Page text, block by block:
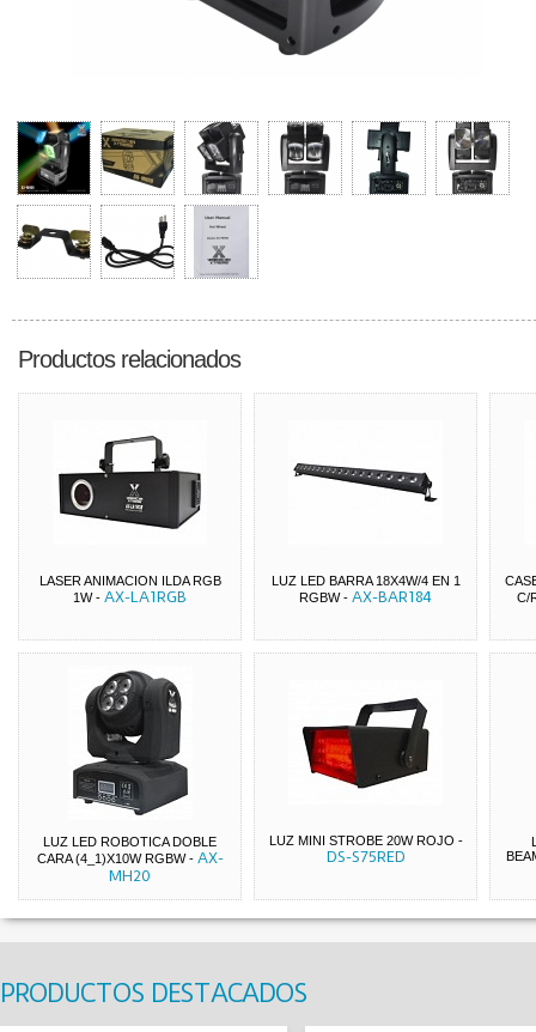
Productos relacionados
LASER ANIMACION ILDA RGB
1W- AX-LA1RGB
LUZ LED BARRA 18X4W/4 EN 1
RGBW- AX-BAR184
C/
LUZ LED ROBOTICA DOBLE
CARA (4_1)X10W RGBW- AX-
MH20
LUZ MINI STROBE 20W ROJO -
DS-S75RED
PRODUCTOS DESTACADOS